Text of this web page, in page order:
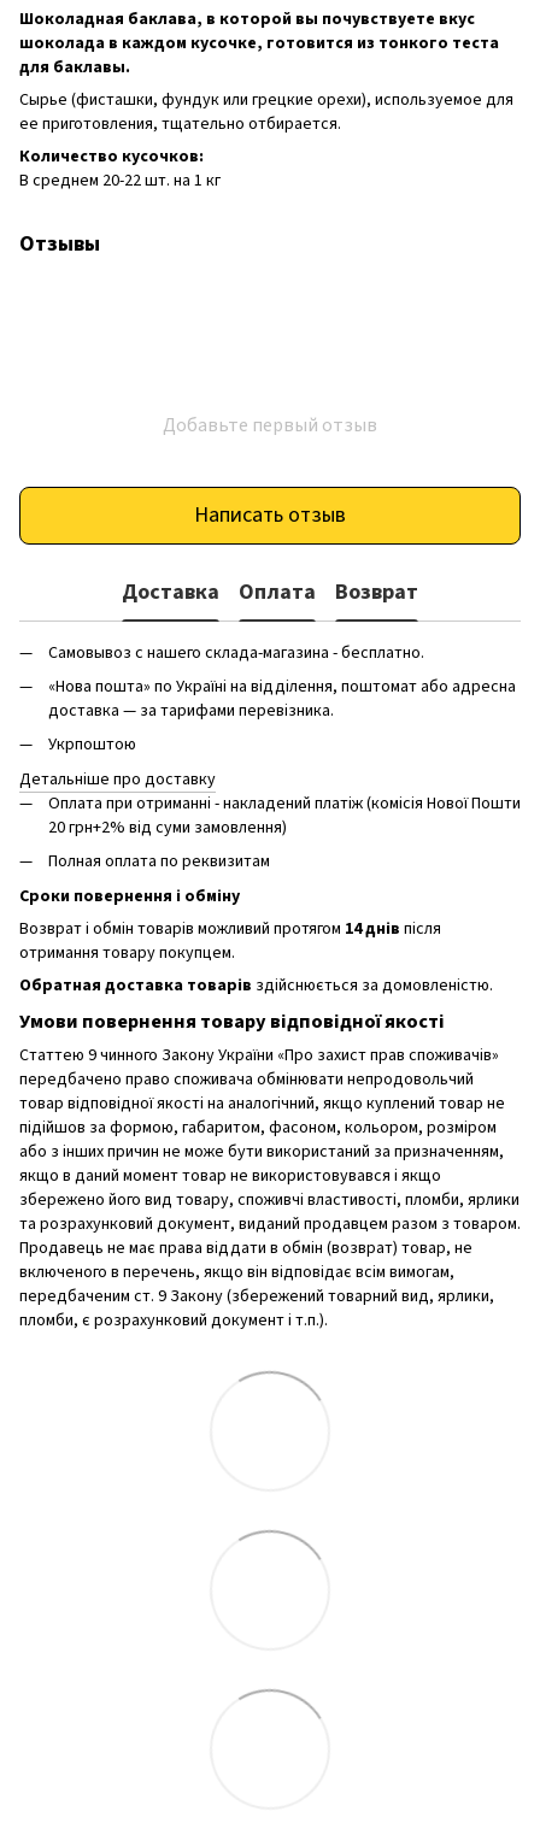
Шоколадная баклава, в которой вы почувствуете вкус
шоколада в каждом кусочке, готовится из тонкого теста
для баклавы.
Сырье (фисташки, фундук или грецкие орехи), используемое для
ее приготовления, тщательно отбирается.
Количество кусочков:
В среднем 20-22 шт. на 1 кг
Отзывы
Добавьте первый отзыв
Написать отзыв
Доставка Оплата Возврат
Самовывоз с нашего склада-магазина - бесплатно.
«Нова пошта» по Україні на відділення, поштомат або адресна
доставка — за тарифами перевізника.
Укрпоштою
Детальніше про доставку
Оплата при отриманні - накладений платіж (комісія Нової Пошти
20 грн+2% від суми замовлення)
Полная оплата по реквизитам
Сроки повернення і обміну
Возврат і обмін товарів можливий протягом 14 днів після
отримання товару покупцем.
Обратная доставка товарів здійснюється за домовленістю.
Умови повернення товару відповідної якості
Статтею 9 чинного Закону України «Про захист прав споживачів»
передбачено право споживача обмінювати непродовольчий
товар відповідної якості на аналогічний, якщо куплений товар не
підійшов за формою, габаритом, фасоном, кольором, розміром
або з інших причин не може бути використаний за призначенням,
якщо в даний момент товар не використовувався і якщо
збережено його вид товару, споживчі властивості, пломби, ярлики
та розрахунковий документ, виданий продавцем разом з товаром.
Продавець не має права віддати в обмін (возврат) товар, не
включеного в перечень, якщо він відповідає всім вимогам,
передбаченим ст. 9 Закону (збережений товарний вид, ярлики,
пломби, є розрахунковий документ і т.п.).